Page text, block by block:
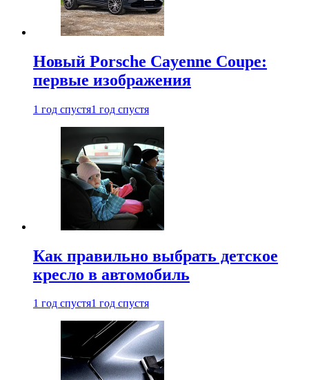
Новый Porsche Cayenne Coupe:
первые изображения
1 год спустя1 год спустя
Как правильно выбрать детское
кресло в автомобиль
1 год спустя1 год спустя